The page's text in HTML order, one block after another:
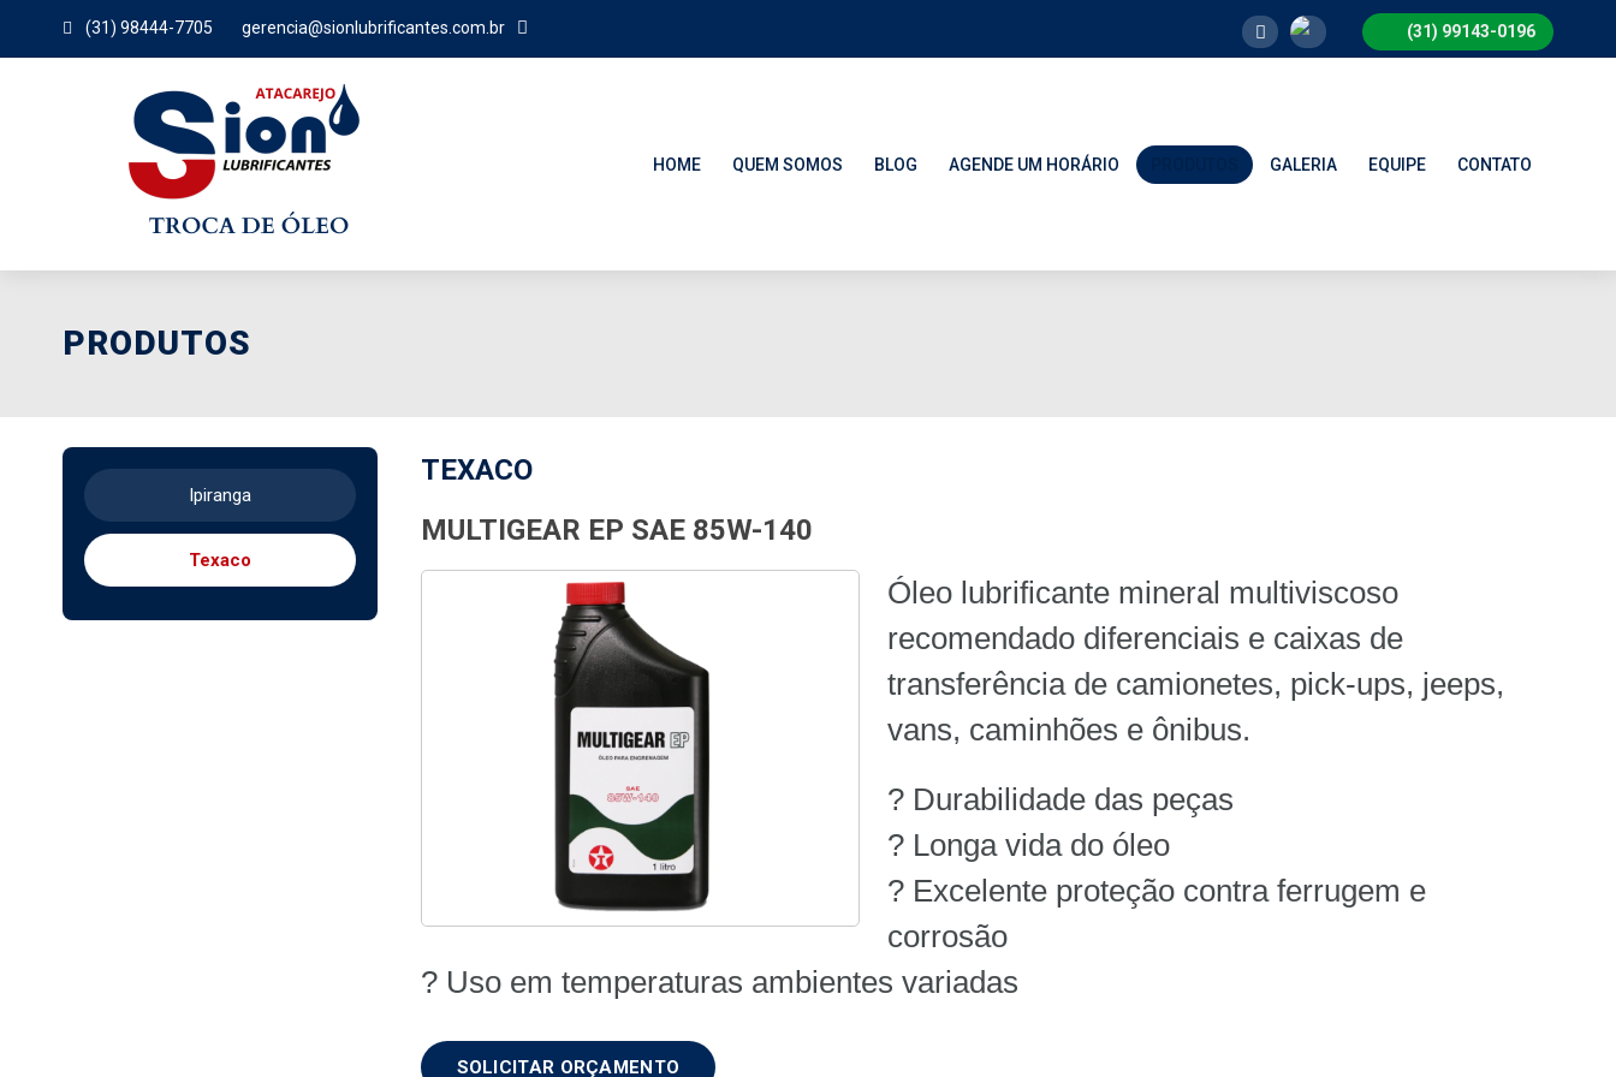
 (31) 98444-7705 gerencia@sionlubrificantes.com.br  (31) 99143-0196
por

HOME QUEM SOMOS BLOG AGENDE UM HORÁRIO GALERIA EQUIPE CONTATO
PRODUTOS
Ipiranga
Texaco
TEXACO
MULTIGEAR EP SAE 85W-140
Óleo lubrificante mineral multiviscoso
recomendado diferenciais e caixas de
transferência de camionetes, pick-ups, jeeps,
vans, caminhões e ônibus.
? Durabilidade das peças
? Longa vida do óleo
? Excelente proteção contra ferrugem e
corrosão
? Uso em temperaturas ambientes variadas
SOLICITAR ORÇAMENTO